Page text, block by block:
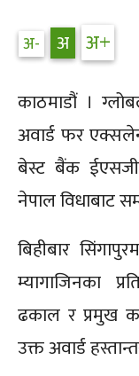
काठमाडौं ।
अवार्ड फर
बेस्ट बैंक
नेपाल विधाबाट
बिहीबार
म्यागाजिनका
ढकाल र प्रमुख
उक्त अवार्ड